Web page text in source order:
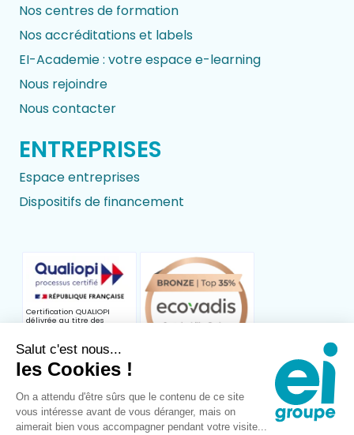
Certification QUALIOPI
délivrée au titre des
formation, Actions de
formation par
apprentissage, Actions
permettant de faire valider
Nos centres de formation
Nos accréditations et labels
EI-Academie : votre espace e-learning
Nous rejoindre
Nous contacter
ENTREPRISES
Espace entreprises
Dispositifs de financement
Salut c'est nous...
les Cookies !
On a attendu d'être sûrs que le contenu de ce site
vous intéresse avant de vous déranger, mais on
aimerait bien vous accompagner pendant votre visite...